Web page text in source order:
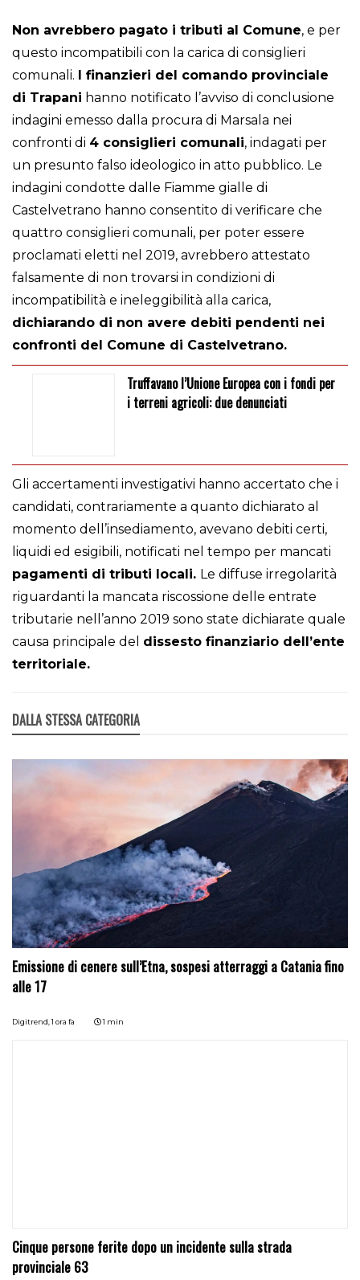
Non avrebbero pagato i tributi al Comune, e per
questo incompatibili con la carica di consiglieri
comunali. I finanzieri del comando provinciale
di Trapani hanno notificato l’avviso di conclusione
indagini emesso dalla procura di Marsala nei
confronti di 4 consiglieri comunali, indagati per
un presunto falso ideologico in atto pubblico. Le
indagini condotte dalle Fiamme gialle di
Castelvetrano hanno consentito di verificare che
quattro consiglieri comunali, per poter essere
proclamati eletti nel 2019, avrebbero attestato
falsamente di non trovarsi in condizioni di
incompatibilità e ineleggibilità alla carica,
dichiarando di non avere debiti pendenti nei
confronti del Comune di Castelvetrano.
Truffavano l’Unione Europea con i fondi per
i terreni agricoli: due denunciati
Gli accertamenti investigativi hanno accertato che i
candidati, contrariamente a quanto dichiarato al
momento dell’insediamento, avevano debiti certi,
liquidi ed esigibili, notificati nel tempo per mancati
pagamenti di tributi locali. Le diffuse irregolarità
riguardanti la mancata riscossione delle entrate
tributarie nell’anno 2019 sono state dichiarate quale
causa principale del dissesto finanziario dell’ente
territoriale.
DALLA STESSA CATEGORIA
Emissione di cenere sull’Etna, sospesi atterraggi a Catania fino
alle 17
Digitrend,1 ora fa 1 min
Cinque persone ferite dopo un incidente sulla strada
provinciale 63